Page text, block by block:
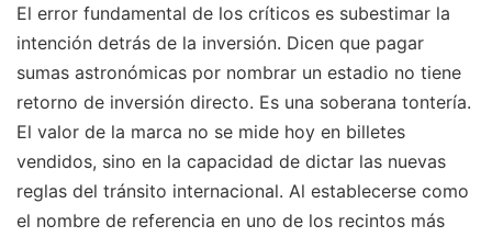
El error fundamental de los críticos es subestimar la
intención detrás de la inversión. Dicen que pagar
sumas astronómicas por nombrar un estadio no tiene
retorno de inversión directo. Es una soberana tontería.
El valor de la marca no se mide hoy en billetes
vendidos, sino en la capacidad de dictar las nuevas
reglas del tránsito internacional. Al establecerse como
el nombre de referencia en uno de los recintos más